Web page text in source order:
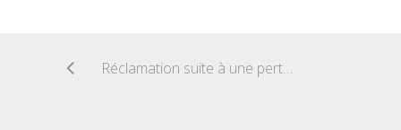
Réclamation suite à une perte de bagage